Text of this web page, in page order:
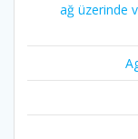
ağ üzerinde